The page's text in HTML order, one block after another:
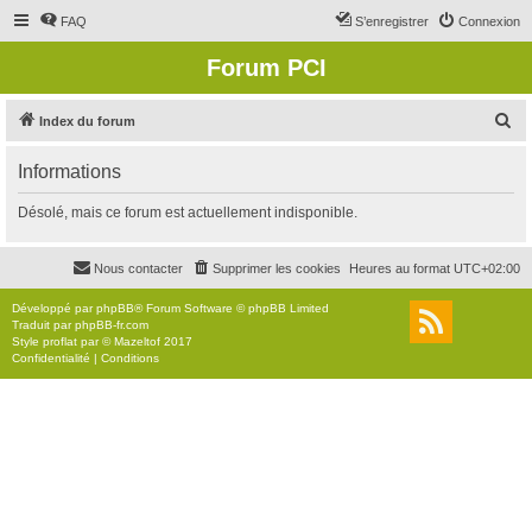
FAQ Connexion
S’enregistrer
Forum PCI
Index du forum
r
c
r
Informations
Désolé, mais ce forum est actuellement indisponible.
Heures au format UTC+02:00
Supprimer les cookies
Nous contacter
Développé parphpBB® Forum Software © phpBB Limited
Traduit parphpBB-fr.com
Style proflat par ©Mazeltof 2017
Confidentialité | Conditions